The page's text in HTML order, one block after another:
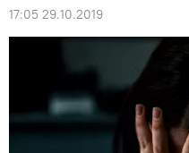
17:05 29.10.2019